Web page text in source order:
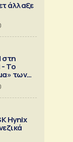
άλλαξε
στη
Το
των
Hynix